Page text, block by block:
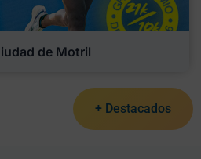
de Motril
+ Destacados